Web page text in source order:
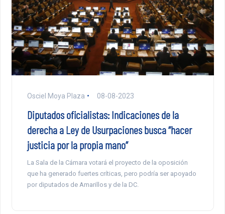
Osciel Moya Plaza 08-08-2023
Diputados oficialistas: Indicaciones de la
derecha a Ley de Usurpaciones busca “hacer
justicia por la propia mano”
La Sala de la Cámara votará el proyecto de la oposición
que ha generado fuertes críticas, pero podría ser apoyado
por diputados de Amarillos y de la DC.